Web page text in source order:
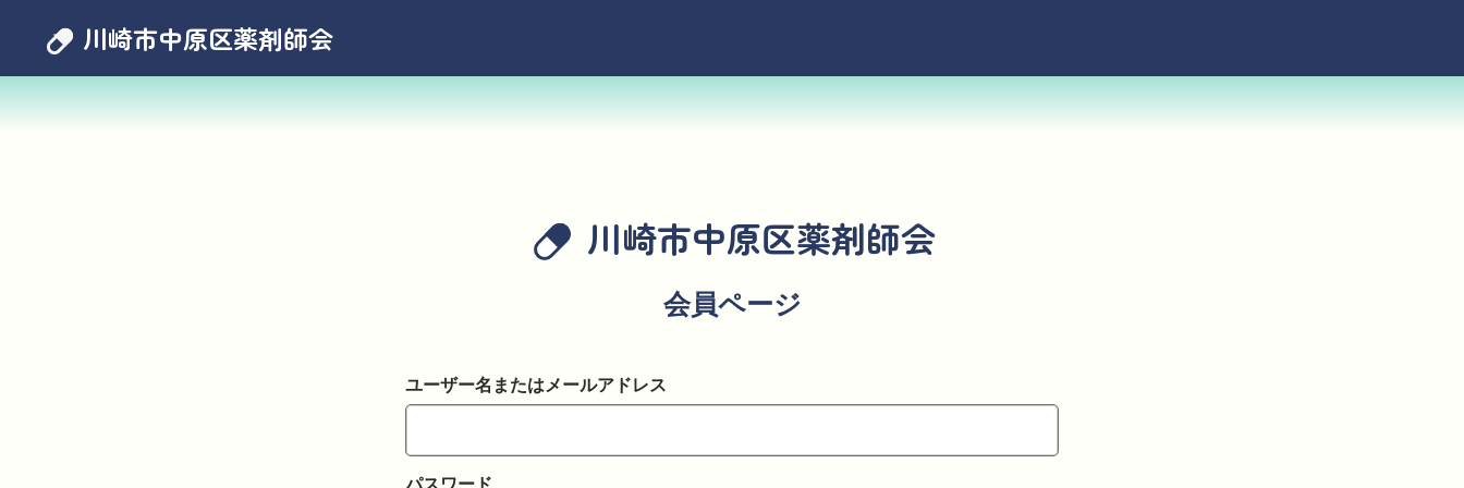
川崎市中原区薬剤師会
川崎市中原区薬剤師会
会員ページ
ユーザー名またはメールアドレス
パスワード